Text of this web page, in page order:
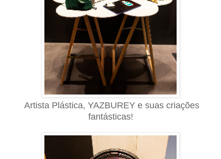
Artista Plástica, YAZBUREY esuascriações
fantásticas!